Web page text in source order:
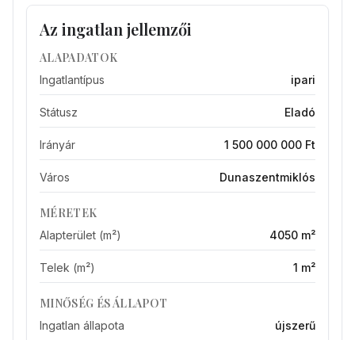
Az ingatlan jellemzői
ALAPADATOK
Ingatlantípus ipari
Státusz Eladó
Irányár 1 500 000 000 Ft
Város Dunaszentmiklós
MÉRETEK
Alapterület (m²) 4050 m²
Telek (m²) 1 m²
MINŐSÉG ÉS ÁLLAPOT
Ingatlan állapota újszerű